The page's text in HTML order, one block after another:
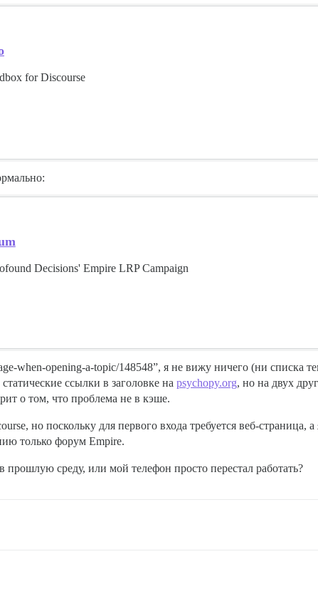
for Discourse
Decisions' Empire LRP Campaign
when-opening-a-topic/148548”, я не вижу ничего (ни
ссылки в заголовке на psychopy.org, но на двух
о том, что проблема не в кэше.
но поскольку для первого входа требуется веб-страница,
только форум Empire.
прошлую среду, или мой телефон просто перестал работать?